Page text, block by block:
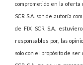
comprometido en la oferta
SCR S.A. son de autoría
de FIX SCR S.A.
responsables por, las
solo con el propósito de